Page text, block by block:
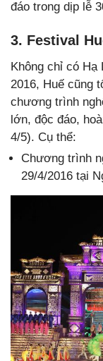
đáo trong dịp lễ
3. Festival
Không chỉ có Hạ
2016, Huế cũng
chương trình
lớn, độc đáo,
4/5). Cụ thể:
Chương trình
29/4/2016 tại